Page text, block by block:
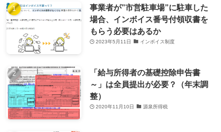
事業者が”市営駐車場”に駐車した
場合、インボイス番号付領収書を
もらう必要はあるか
2023年5月11日 インボイス制度
「給与所得者の基礎控除申告書
～」は全員提出が必要？（年末調
整）
2020年11月10日 源泉所得税